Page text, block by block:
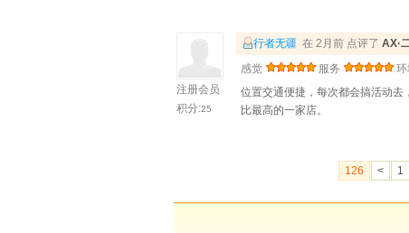
注册会员
积分:25
行者无疆 在 2月前 点评了 AX·
感觉
服务
位置交通便捷，每次都会搞活动
比最高的一家店。
126 < 1